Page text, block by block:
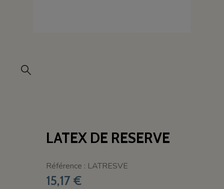
LATEX DE RESERVE
Référence : LATRESVE
15,17 €